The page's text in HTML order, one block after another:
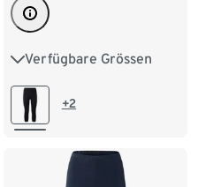
Verfügbare Grössen
S 36/38 M 40/42
L 44/46+2